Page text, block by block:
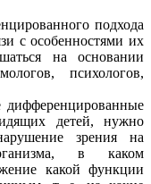
подхода
с особенностями их
на основании
психологов,
детей, нужно
зрения на
в каком
какой функции